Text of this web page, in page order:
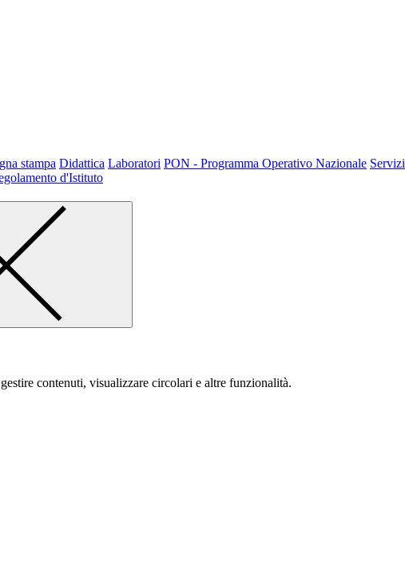
stampa Didattica Laboratori PON - Programma Operativo Nazionale Servizi
d'Istituto
contenuti, visualizzare circolari e altre funzionalità.